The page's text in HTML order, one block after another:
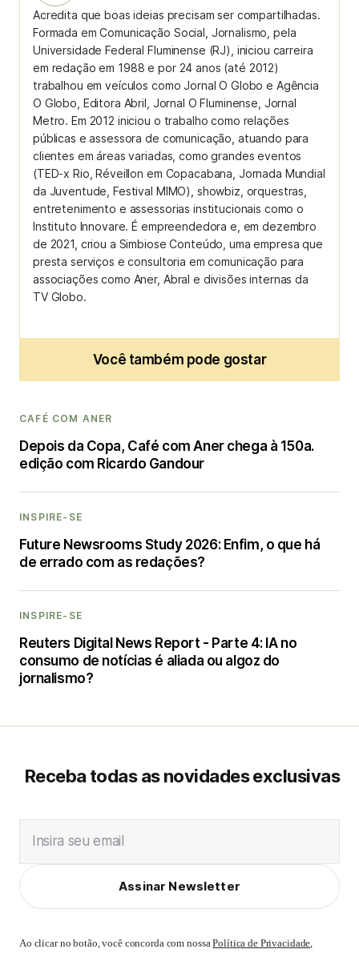
Acredita que boas ideias precisam ser compartilhadas.
Formada em Comunicação Social, Jornalismo, pela
Universidade Federal Fluminense (RJ), iniciou carreira
em redação em 1988 e por 24 anos (até 2012)
trabalhou em veículos como Jornal O Globo e Agência
O Globo, Editora Abril, Jornal O Fluminense, Jornal
Metro. Em 2012 iniciou o trabalho como relações
públicas e assessora de comunicação, atuando para
clientes em áreas variadas, como grandes eventos
(TED-x Rio, Réveillon em Copacabana, Jornada Mundial
da Juventude, Festival MIMO), showbiz, orquestras,
entretenimento e assessorias institucionais como o
Instituto Innovare. É empreendedora e, em dezembro
de 2021, criou a Simbiose Conteúdo, uma empresa que
presta serviços e consultoria em comunicação para
associações como Aner, Abral e divisões internas da
TV Globo.
Você também pode gostar
CAFÉ COM ANER
Depois da Copa, Café com Aner chega à 150a.
edição com Ricardo Gandour
INSPIRE-SE
Future Newsrooms Study 2026: Enfim, o que há
de errado com as redações?
INSPIRE-SE
Reuters Digital News Report - Parte 4: IA no
consumo de notícias é aliada ou algoz do
jornalismo?
Receba todas as novidades exclusivas
Insira seu email
Assinar Newsletter
Ao clicar no botão, você concorda com nossaPolítica de Privacidade,